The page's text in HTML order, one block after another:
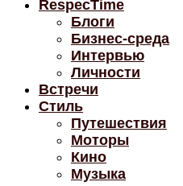
RespecTime
Блоги
Бизнес-среда
Интервью
Личности
Встречи
Стиль
Путешествия
Моторы
Кино
Музыка